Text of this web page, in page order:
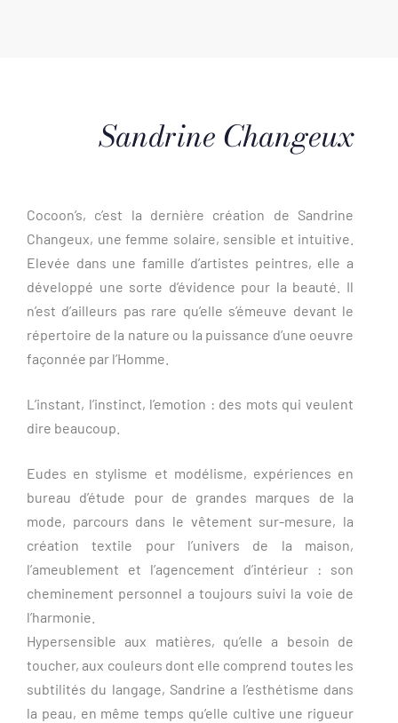
Sandrine Changeux
Cocoon’s, c’est la dernière création de Sandrine
Changeux, une femme solaire, sensible et intuitive.
Elevée dans une famille d’artistes peintres, elle a
développé une sorte d’évidence pour la beauté. Il
n’est d’ailleurs pas rare qu’elle s’émeuve devant le
répertoire de la nature ou la puissance d’une oeuvre
façonnée par l’Homme.
L’instant, l’instinct, l’emotion : des mots qui veulent
dire beaucoup.
Eudes en stylisme et modélisme, expériences en
bureau d’étude pour de grandes marques de la
mode, parcours dans le vêtement sur-mesure, la
création textile pour l’univers de la maison,
l’ameublement et l’agencement d’intérieur : son
cheminement personnel a toujours suivi la voie de
l’harmonie.
Hypersensible aux matières, qu’elle a besoin de
toucher, aux couleurs dont elle comprend toutes les
subtilités du langage, Sandrine a l’esthétisme dans
la peau, en même temps qu’elle cultive une rigueur